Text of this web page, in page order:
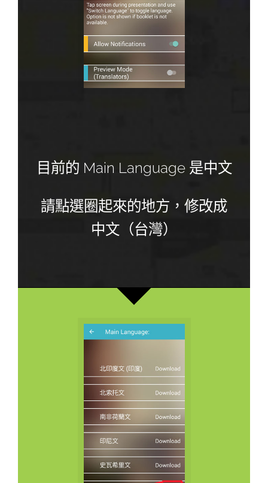
目前的 Main Language 是中文
請點選圈起來的地方，修改成
中文（台灣）